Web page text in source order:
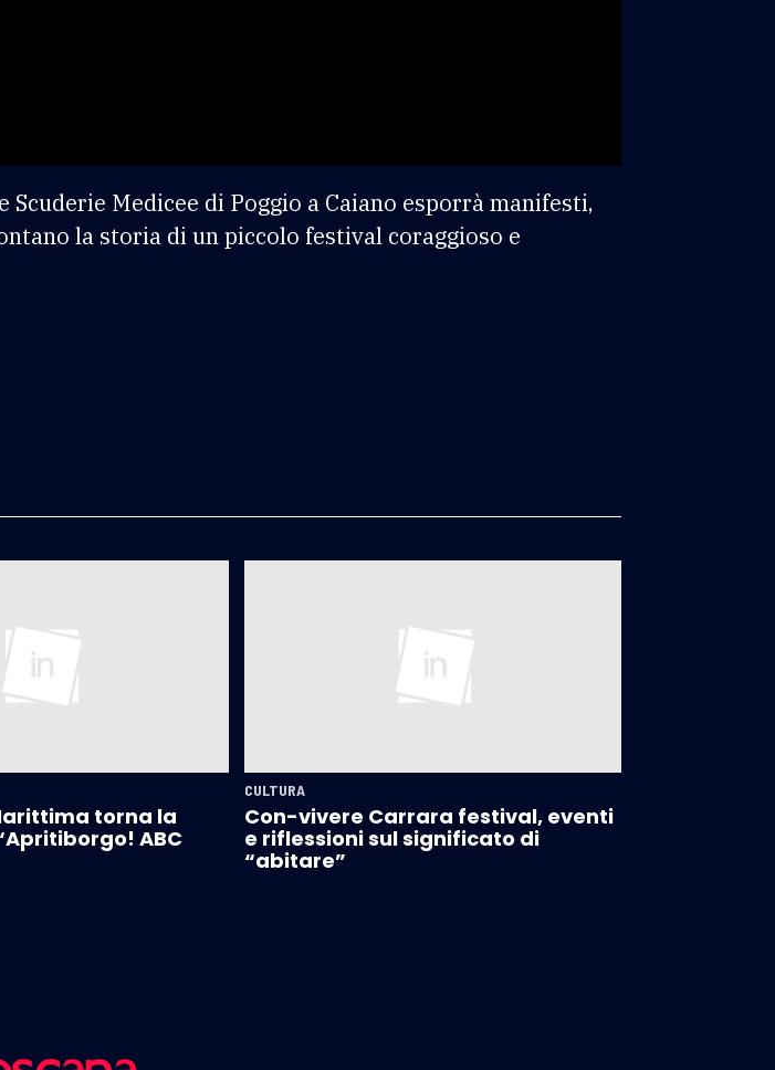
Medicee di Poggio a Caiano esporrà manifesti,
la storia di un piccolo festival coraggioso e
torna la
ABC
CULTURA
Con-vivere Carrara festival, eventi
e riflessioni sul significato di
“abitare”